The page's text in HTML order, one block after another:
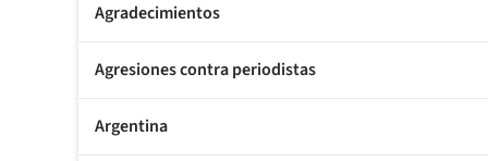
Agradecimientos
Agresiones contra periodistas
Argentina